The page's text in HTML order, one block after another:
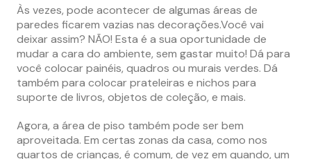
Às vezes, pode acontecer de algumas áreas de
paredes ficarem vazias nas decorações.Você vai
deixar assim? NÃO! Esta é a sua oportunidade de
mudar a cara do ambiente, sem gastar muito! Dá para
você colocar painéis, quadros ou murais verdes. Dá
também para colocar prateleiras e nichos para
suporte de livros, objetos de coleção, e mais.
Agora, a área de piso também pode ser bem
aproveitada. Em certas zonas da casa, como nos
quartos de crianças, é comum, de vez em quando, um